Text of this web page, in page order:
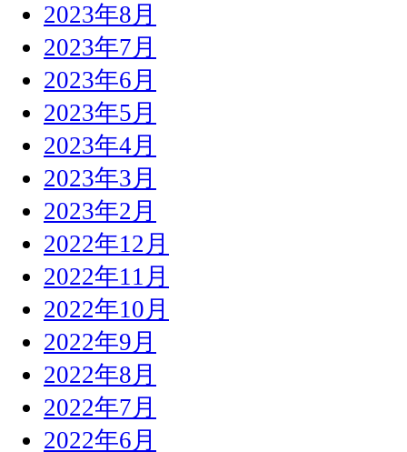
2023年8月
2023年7月
2023年6月
2023年5月
2023年4月
2023年3月
2023年2月
2022年12月
2022年11月
2022年10月
2022年9月
2022年8月
2022年7月
2022年6月